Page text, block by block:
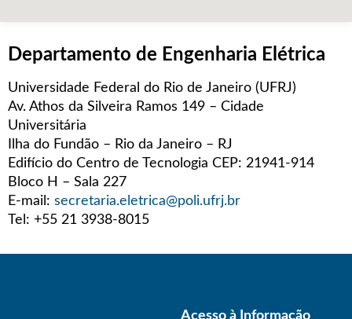
Departamento de Engenharia Elétrica
Universidade Federal do Rio de Janeiro (UFRJ)
Av. Athos da Silveira Ramos 149 – Cidade
Universitária
Ilha do Fundão – Rio da Janeiro – RJ
Edifício do Centro de Tecnologia CEP: 21941-914
Bloco H – Sala 227
E-mail: secretaria.eletrica@poli.ufrj.br
Tel: +55 21 3938-8015
Acesso à Informação